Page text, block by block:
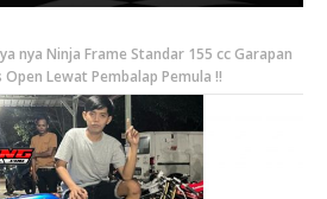
nya Ninja Frame Standar 155 cc Garapan
Lewat Pembalap Pemula !!